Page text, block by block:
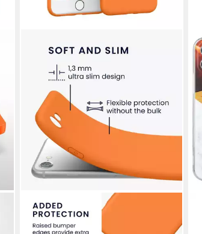
KWMOBILE
Handyhülle Handyhülle für Apple